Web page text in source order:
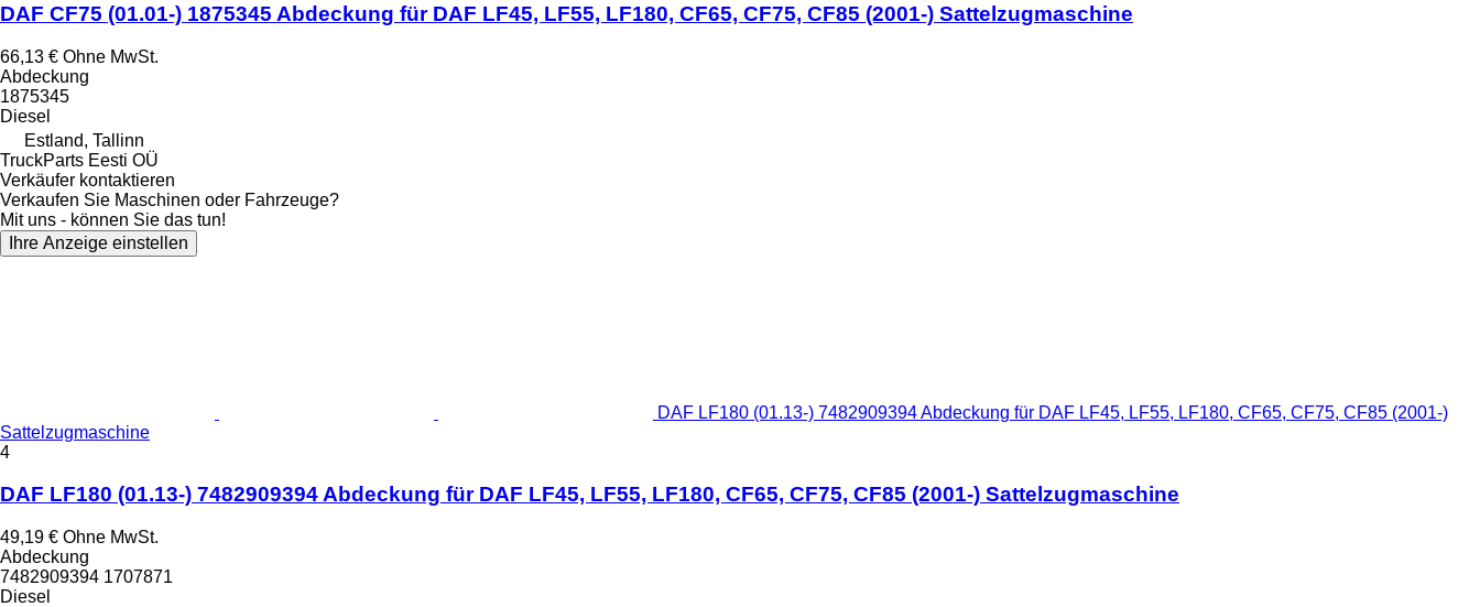
DAF CF75 (01.01-) 1875345 Abdeckung für DAF LF45, LF55, LF180, CF65, CF75, CF85 (2001-) Sattelzugmaschine
66,13 € Ohne MwSt.
Abdeckung
1875345
Diesel
Estland, Tallinn
TruckParts Eesti OÜ
Verkäufer kontaktieren
Verkaufen Sie Maschinen oder Fahrzeuge?
Mit uns - können Sie das tun!
Ihre Anzeige einstellen
DAF LF180 (01.13-) 7482909394 Abdeckung für DAF LF45, LF55, LF180, CF65, CF75, CF85 (2001-)
Sattelzugmaschine
4
DAF LF180 (01.13-) 7482909394 Abdeckung für DAF LF45, LF55, LF180, CF65, CF75, CF85 (2001-) Sattelzugmaschine
49,19 € Ohne MwSt.
Abdeckung
7482909394 1707871
Diesel